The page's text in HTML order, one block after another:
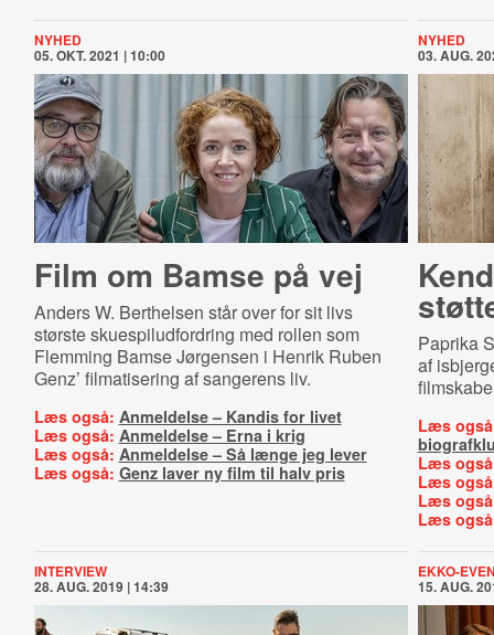
NYHED
05. OKT. 2021 | 10:00
Film om Bamse på vej
Anders W. Berthelsen står over for sit livs
største skuespiludfordring med rollen som
Flemming Bamse Jørgensen i Henrik Ruben
Genz’ filmatisering af sangerens liv.
Læs også: Anmeldelse – Kandis for livet
Læs også: Anmeldelse – Erna i krig
Læs også: Anmeldelse – Så længe jeg lever
Læs også: Genz laver ny film til halv pris
NYHED
03. AUG.
Paprika
af
Læs
Læs
Læs
Læs
Læs
INTERVIEW
28. AUG. 2019 | 14:39
EKKO-
15. AUG.